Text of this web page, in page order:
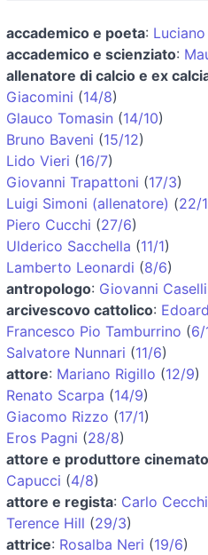
accademico e poeta:
accademico e scienziato:
allenatore di calcio e ex
Giacomini (14/8)
Glauco Tomasin (14/10)
Bruno Baveni (15/12)
Lido Vieri (16/7)
Giovanni Trapattoni (17/3)
Luigi Simoni (allenatore) (22/1
Piero Cucchi (27/6)
Ulderico Sacchella (11/1)
Lamberto Leonardi (8/6)
antropologo: Giovanni
arcivescovo cattolico:
Francesco Pio Tamburrino (6/
Salvatore Nunnari (11/6)
attore: Mariano Rigillo (12/9)
Renato Scarpa (14/9)
Giacomo Rizzo (17/1)
Eros Pagni (28/8)
attore e produttore
Capucci (4/8)
attore e regista: Carlo Cecchi
Terence Hill (29/3)
attrice: Rosalba Neri (19/6)